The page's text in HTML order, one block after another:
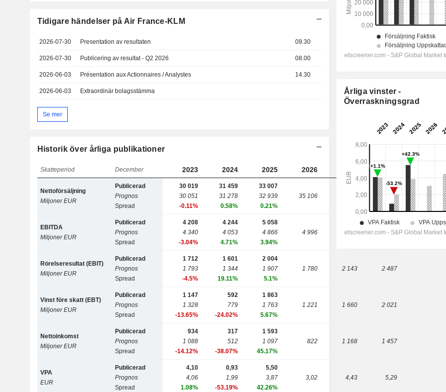
Tidigare händelser på Air France-KLM
2026-07-30 Presentation av resultaten 09.30
2026-07-30 Publicering av resultat - Q2 2026 08.00
2026-06-03 Présentation aux Actionnaires / Analystes 14.30
2026-06-03 Extraordinär bolagsstämma
Se mer
Historik över årliga publikationer
Skatteperiod December 2023 2024 2025 2026 2028
Nettoförsäljning
Miljoner EUR
Publicerad
Prognos
Spread
30 019
30 051
-0.11%
31 459
31 278
0.58%
33 007
32 939
0.21%
35 106 36 688 38 137
EBITDA
Miljoner EUR
Publicerad
Prognos
Spread
4 208
4 340
-3.04%
4 244
4 053
4.71%
5 058
4 866
3.94%
4 996 5 485 6 015
Rörelseresultat (EBIT)
Miljoner EUR
Publicerad
Prognos
Spread
1 712
1 793
-4.5%
1 601
1 344
19.11%
2 004
1 907
5.1%
1 780 2 143 2 487
Vinst före skatt (EBT)
Miljoner EUR
Publicerad
Prognos
Spread
1 147
1 328
-13.65%
592
779
-24.02%
1 863
1 763
5.67%
1 221 1 660 2 021
Nettoinkomst
Miljoner EUR
Publicerad
Prognos
Spread
934
1 088
-14.12%
317
512
-38.07%
1 593
1 097
45.17%
822 1 168 1 457
VPA
EUR
Publicerad
Prognos
Spread
4,10
4,06
1.08%
0,93
1,99
-53.19%
5,50
3,87
42.26%
3,02 4,43 5,29
Årliga vinster -
Överraskningsgrad